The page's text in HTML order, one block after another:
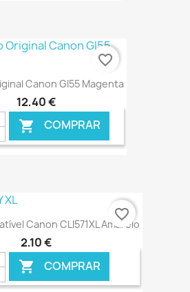
€ ONLINE
Canon GI55 Magenta
12,40 €
 COMPRAR
favorite_border
Canon CLI571XL Amarelo
2,10 €
 COMPRAR
favorite_border